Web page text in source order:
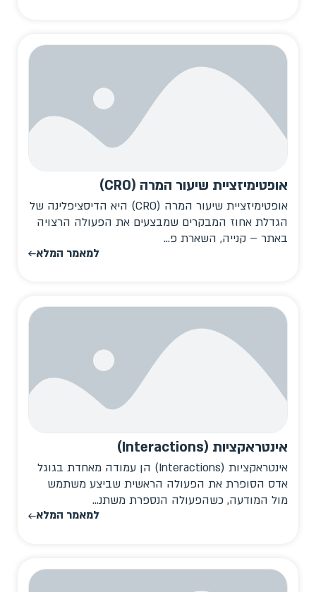
אופטימיזציית שיעור המרה (CRO)
אופטימיזציית שיעור המרה (CRO) היא הדיסציפלינה של
הגדלת אחוז המבקרים שמבצעים את הפעולה הרצויה
באתר – קנייה, השארת פ...
למאמר המלא
אינטראקציות (Interactions)
אינטראקציות (Interactions) הן עמודה מאחדת בגוגל
אדס הסופרת את הפעולה הראשית שביצע משתמש
מול המודעה, כשהפעולה הנספרת משתנ...
למאמר המלא